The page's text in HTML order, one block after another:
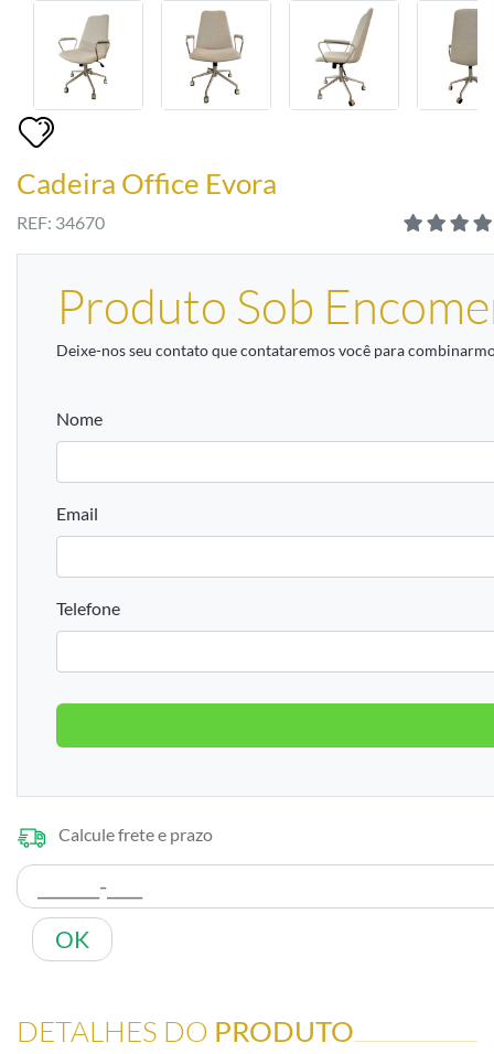
Cadeira Office Evora
REF: 34670
Produto Sob
Deixe-nos seu contato que contataremos você para
Nome
Email
Telefone
Calcule frete e prazo
OK
DETALHES DO PRODUTO